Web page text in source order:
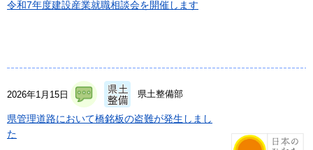
令和7年度建設産業就職相談会を開催します
2026年1月15日 県土整備部
県管理道路において橋銘板の盗難が発生しまし
た